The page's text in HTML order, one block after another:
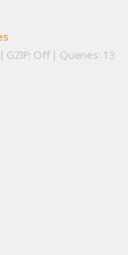
GZIP: Off | Queries: 13